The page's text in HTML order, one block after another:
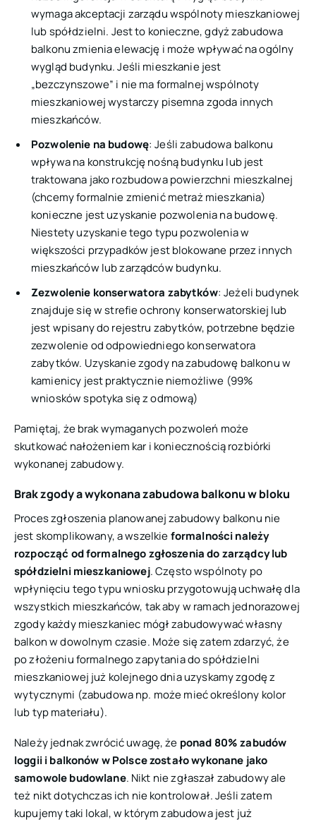
wymaga akceptacji zarządu wspólnoty mieszkaniowej
lub spółdzielni. Jest to konieczne, gdyż zabudowa
balkonu zmienia elewację i może wpływać na ogólny
wygląd budynku. Jeśli mieszkanie jest
„bezczynszowe” i nie ma formalnej wspólnoty
mieszkaniowej wystarczy pisemna zgoda innych
mieszkańców.
Pozwolenie na budowę: Jeśli zabudowa balkonu
wpływa na konstrukcję nośną budynku lub jest
traktowana jako rozbudowa powierzchni mieszkalnej
(chcemy formalnie zmienić metraż mieszkania)
konieczne jest uzyskanie pozwolenia na budowę.
Niestety uzyskanie tego typu pozwolenia w
większości przypadków jest blokowane przez innych
mieszkańców lub zarządców budynku.
Zezwolenie konserwatora zabytków: Jeżeli budynek
znajduje się w strefie ochrony konserwatorskiej lub
jest wpisany do rejestru zabytków, potrzebne będzie
zezwolenie od odpowiedniego konserwatora
zabytków. Uzyskanie zgody na zabudowę balkonu w
kamienicy jest praktycznie niemożliwe (99%
wniosków spotyka się z odmową)
Pamiętaj, że brak wymaganych pozwoleń może
skutkować nałożeniem kar i koniecznością rozbiórki
wykonanej zabudowy.
Brak zgody a wykonana zabudowa balkonu w bloku
Proces zgłoszenia planowanej zabudowy balkonu nie
jest skomplikowany, a wszelkieformalności należy
rozpocząć od formalnego zgłoszenia do zarządcy lub
spółdzielni mieszkaniowej. Często wspólnoty po
wpłynięciu tego typu wniosku przygotowują uchwałę dla
wszystkich mieszkańców, tak aby w ramach jednorazowej
zgody każdy mieszkaniec mógł zabudowywać własny
balkon w dowolnym czasie. Może się zatem zdarzyć, że
po złożeniu formalnego zapytania do spółdzielni
mieszkaniowej już kolejnego dnia uzyskamy zgodę z
wytycznymi (zabudowa np. może mieć określony kolor
lub typ materiału).
Należy jednak zwrócić uwagę, że ponad 80% zabudów
loggii i balkonów w Polsce zostało wykonane jako
samowole budowlane. Nikt nie zgłaszał zabudowy ale
też nikt dotychczas ich nie kontrolował. Jeśli zatem
kupujemy taki lokal, w którym zabudowa jest już